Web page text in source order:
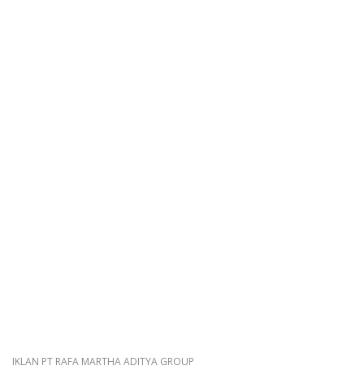
IKLAN PT RAFA MARTHA ADITYA GROUP